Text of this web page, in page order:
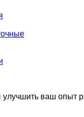
ваш опыт